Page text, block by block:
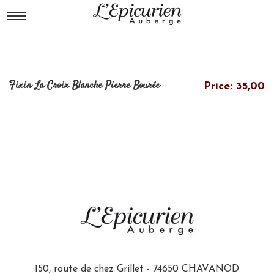
Fixin La Croix Blanche Pierre Bourée Price: 35,00
150, route de chez Grillet - 74650 CHAVANOD